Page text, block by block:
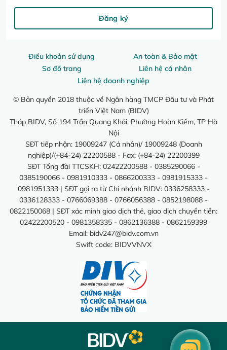
Điều khoản sử dụng
An toàn & Bảo mật
Sơ đồ trang
Liên hệ cá nhân
Liên hệ doanh nghiệp
© Bản quyền 2018 thuộc về Ngân hàng TMCP Đầu tư và Phát
triển Việt Nam (BIDV)
Tháp BIDV, Số 194 Trần Quang Khải, Phường Hoàn Kiếm, TP Hà
Nội
SĐT tiếp nhận: 19009247 (Cá nhân)/ 19009248 (Doanh
nghiệp)/(+84-24) 22200588 - Fax: (+84-24) 22200399
SĐT Tổng đài TTCSKH: 02422200588 - 0385290066 -
0385190066 - 0981910333 - 0866200333 - 0981915333 -
0981951333 | SĐT gọi ra từ Chi nhánh BIDV: 0336258333 -
0336128333 - 0766069388 - 0766056388 - 0852198088 -
0822150068 | SĐT xác minh giao dịch thẻ, giao dịch chuyển tiền:
02422200520 - 0981358335 - 0862136388 - 0862159399
Email: bidv247@bidv.com.vn
Swift code: BIDVVNVX
Đăng ký